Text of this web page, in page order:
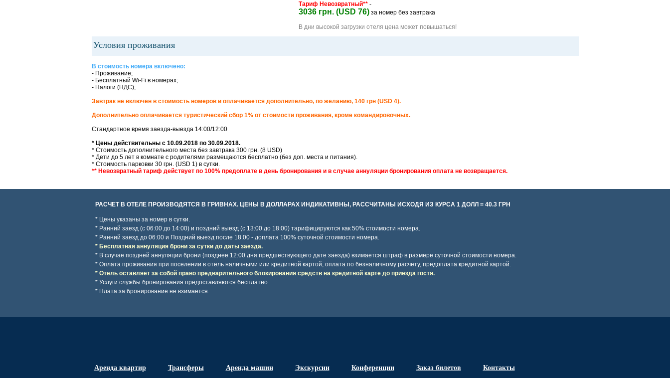
Тариф Невозвратный**-
3036 грн. (USD 76)за номер без завтрака
В дни высокой загрузки отеля цена может повышаться!
Условия проживания
В стоимость номера включено:
- Проживание;
- Бесплатный Wi-Fi в номерах;
- Налоги (НДС);
Завтрак не включен в стоимость номеров и оплачивается дополнительно, по желанию, 140 грн (USD 4).
Дополнительно оплачивается туристический сбор 1% от стоимости проживания, кроме командировочных.
Стандартное время заезда-выезда 14:00/12:00
* Цены действительны с 10.09.2018 по 30.09.2018.
* Стоимость дополнительного места без завтрака 300 грн. (8 USD)
* Дети до 5 лет в комнате с родителями размещаются бесплатно (без доп. места и питания).
* Стоимость парковки 30 грн. (USD 1) в сутки.
** Невозвратный тариф действует по 100% предоплате в день бронирования и в случае аннуляции бронирования оплата не возвращается.
РАСЧЕТ В ОТЕЛЕ ПРОИЗВОДЯТСЯ В ГРИВНАХ. ЦЕНЫ В ДОЛЛАРАХ ИНДИКАТИВНЫ, РАССЧИТАНЫ ИСХОДЯ ИЗ КУРСА 1 ДОЛЛ = 40.3 ГРН
* Цены указаны за номер в сутки.
* Ранний заезд (с 06:00 до 14:00) и поздний выезд (с 13:00 до 18:00) тарифицируются как 50% стоимости номера.
* Ранний заезд до 06:00 и Поздний выезд после 18:00 - доплата 100% суточной стоимости номера.
* Бесплатная аннуляция брони за сутки до даты заезда.
* В случае поздней аннуляции брони (позднее 12:00 дня предшествующего дате заезда) взимается штраф в размере суточной стоимости номера.
* Оплата проживания при поселении в отель наличными или кредитной картой, оплата по безналичному расчету, предоплата кредитной картой.
* Отель оставляет за собой право предварительного блокирования средств на кредитной карте до приезда гостя.
* Услуги службы бронирования предоставляются бесплатно.
* Плата за бронирование не взимается.
Аренда квартир Трансферы Аренда машин Экскурсии Конференции Заказ билетов Контакты